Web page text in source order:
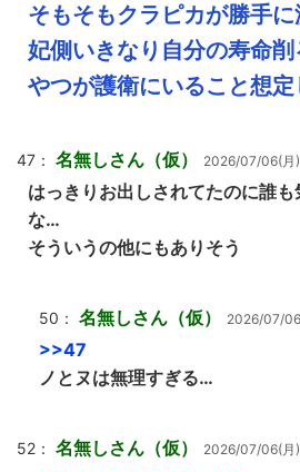
そもそもクラピカが勝手
妃側いきなり自分の寿命
やつが護衛にいること想定
47： 名無しさん（仮） 2026/07/06(月
はっきりお出しされてたのに誰
な…
そういうの他にもありそう
50： 名無しさん（仮） 2026/07/
>>47
ノとヌは無理すぎる…
52： 名無しさん（仮） 2026/07/06(月